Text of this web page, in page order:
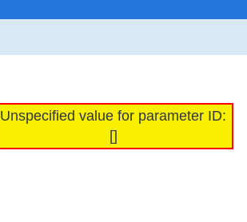
Unspecified value for parameter ID:
[]